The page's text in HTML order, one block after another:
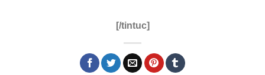
[/tintuc]